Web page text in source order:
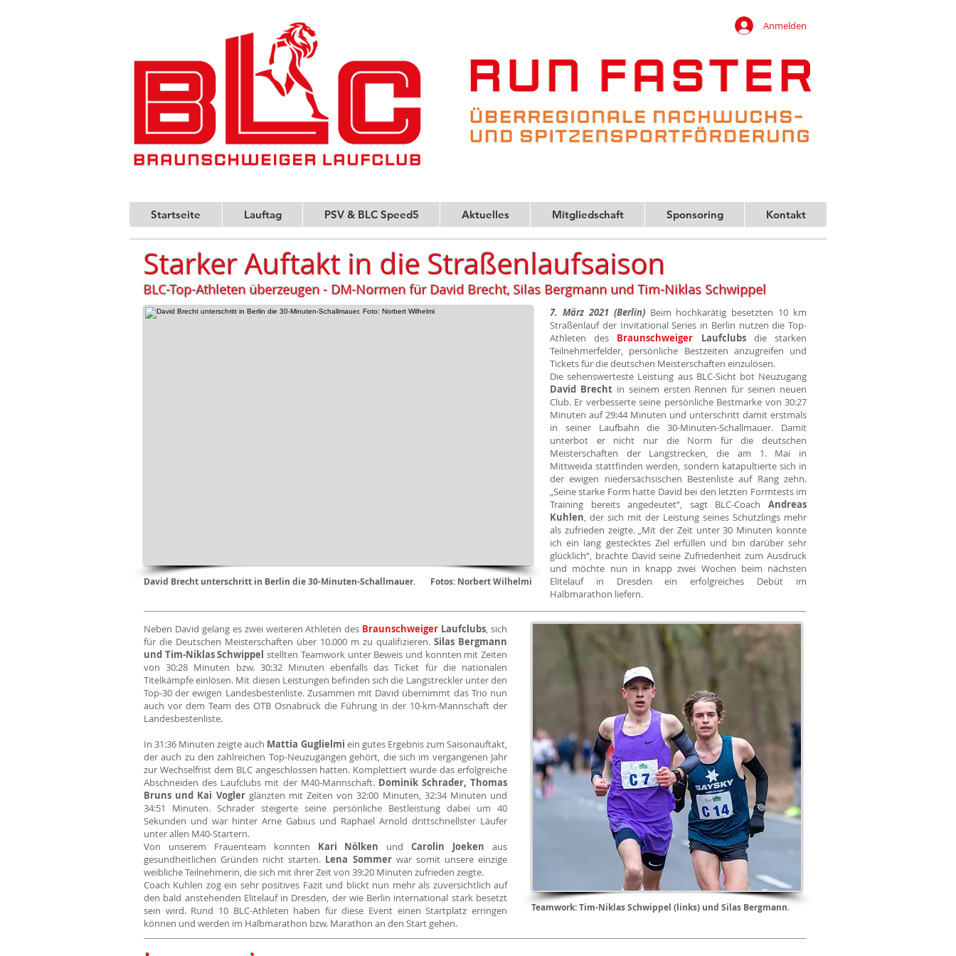
Anmelden
Startseite Lauftag PSV & BLC Speed5 Aktuelles Mitgliedschaft Sponsoring Kontakt
Starker Auftakt in die Straßenlaufsaison
BLC-Top-Athleten überzeugen - DM-Normen für David Brecht, Silas Bergmann und Tim-Niklas Schwippel
David Brecht unterschritt in Berlin die 30-Minuten-Schallmauer. Fotos: Norbert Wilhelmi
7. März 2021 (Berlin)Beim hochkarätig besetzten 10 km
Straßenlauf der Invitational Series in Berlin nutzen die Top-
Athleten des Braunschweiger Laufclubsdie starken
Teilnehmerfelder, persönliche Bestzeiten anzugreifen und
Tickets für die deutschen Meisterschaften einzulösen.
Die sehenswerteste Leistung aus BLC-Sicht bot Neuzugang
David Brecht in seinem ersten Rennen für seinen neuen
Club. Er verbesserte seine persönliche Bestmarke von 30:27
Minuten auf 29:44 Minuten und unterschritt damit erstmals
in seiner Laufbahn die 30-Minuten-Schallmauer. Damit
unterbot er nicht nur die Norm für die deutschen
Meisterschaften der Langstrecken, die am 1. Mai in
Mittweida stattfinden werden, sondern katapultierte sich in
der ewigen niedersächsischen Bestenliste auf Rang zehn.
„Seine starke Form hatte David bei den letzten Formtests im
Training bereits angedeutet“, sagt BLC-Coach Andreas
Kuhlen, der sich mit der Leistung seines Schützlings mehr
als zufrieden zeigte. „Mit der Zeit unter 30 Minuten konnte
ich ein lang gestecktes Ziel erfüllen und bin darüber sehr
glücklich“, brachte David seine Zufriedenheit zum Ausdruck
und möchte nun in knapp zwei Wochen beim nächsten
Elitelauf in Dresden ein erfolgreiches Debüt im
Halbmarathon liefern.
Neben David gelang es zwei weiteren Athleten des Braunschweiger Laufclubs, sich
für die Deutschen Meisterschaften über 10.000 m zu qualifizieren. Silas Bergmann
und Tim-Niklas Schwippel stellten Teamwork unter Beweis und konnten mit Zeiten
von 30:28 Minuten bzw. 30:32 Minuten ebenfalls das Ticket für die nationalen
Titelkämpfe einlösen. Mit diesen Leistungen befinden sich die Langstreckler unter den
Top-30 der ewigen Landesbestenliste. Zusammen mit David übernimmt das Trio nun
auch vor dem Team des OTB Osnabrück die Führung in der 10-km-Mannschaft der
Landesbestenliste.
In 31:36 Minuten zeigte auch Mattia Guglielmi ein gutes Ergebnis zum Saisonauftakt,
der auch zu den zahlreichen Top-Neuzugängen gehört, die sich im vergangenen Jahr
zur Wechselfrist dem BLC angeschlossen hatten. Komplettiert wurde das erfolgreiche
Abschneiden des Laufclubs mit der M40-Mannschaft. Dominik Schrader, Thomas
Bruns und Kai Voglerglänzten mit Zeiten von 32:00 Minuten, 32:34 Minuten und
34:51 Minuten. Schrader steigerte seine persönliche Bestleistung dabei um 40
Sekunden und war hinter Arne Gabius und Raphael Arnold drittschnellster Läufer
unter allen M40-Startern.
Von unserem Frauenteam konnten Kari Nölken undCarolin Joeken aus
gesundheitlichen Gründen nicht starten. Lena Sommerwar somit unsere einzige
weibliche Teilnehmerin, die sich mit ihrer Zeit von 39:20 Minuten zufrieden zeigte.
Coach Kuhlen zog ein sehr positives Fazit und blickt nun mehr als zuversichtlich auf
den bald anstehenden Elitelauf in Dresden, der wie Berlin international stark besetzt
sein wird. Rund 10 BLC-Athleten haben für diese Event einen Startplatz erringen
können und werden im Halbmarathon bzw. Marathon an den Start gehen.
Teamwork: Tim-Niklas Schwippel (links) und Silas Bergmann.